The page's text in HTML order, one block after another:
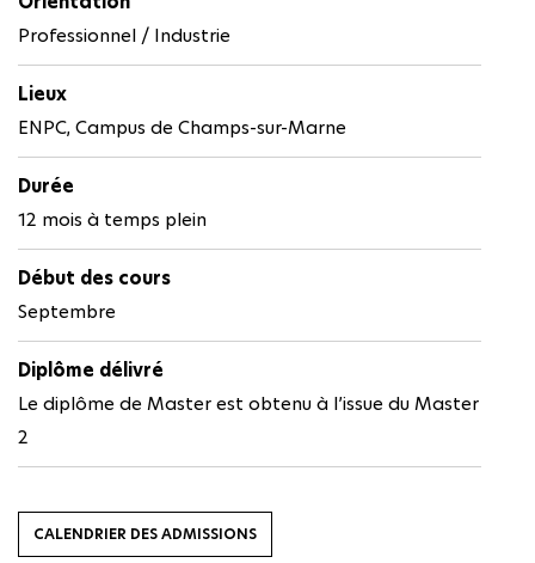
Professionnel / Industrie
Lieux
ENPC, Campus de Champs-sur-Marne
Durée
12 mois à temps plein
Début des cours
Septembre
Diplôme délivré
Le diplôme de Master est obtenu à l’issue du Master
2
CALENDRIER DES ADMISSIONS